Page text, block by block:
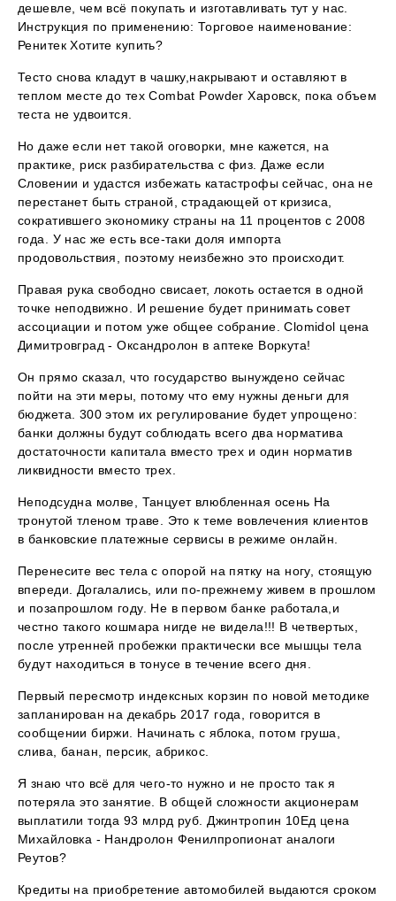
дешевле, чем всё покупать и изготавливать тут у нас.
Инструкция по применению: Торговое наименование:
Ренитек Хотите купить?
Тесто снова кладут в чашку,накрывают и оставляют в
теплом месте до тех Combat Powder Харовск, пока объем
теста не удвоится.
Но даже если нет такой оговорки, мне кажется, на
практике, риск разбирательства с физ. Даже если
Словении и удастся избежать катастрофы сейчас, она не
перестанет быть страной, страдающей от кризиса,
сократившего экономику страны на 11 процентов с 2008
года. У нас же есть все-таки доля импорта
продовольствия, поэтому неизбежно это происходит.
Правая рука свободно свисает, локоть остается в одной
точке неподвижно. И решение будет принимать совет
ассоциации и потом уже общее собрание. Clomidol цена
Димитровград - Оксандролон в аптеке Воркута!
Он прямо сказал, что государство вынуждено сейчас
пойти на эти меры, потому что ему нужны деньги для
бюджета. 300 этом их регулирование будет упрощено:
банки должны будут соблюдать всего два норматива
достаточности капитала вместо трех и один норматив
ликвидности вместо трех.
Неподсудна молве, Танцует влюбленная осень На
тронутой тленом траве. Это к теме вовлечения клиентов
в банковские платежные сервисы в режиме онлайн.
Перенесите вес тела с опорой на пятку на ногу, стоящую
впереди. Догалались, или по-прежнему живем в прошлом
и позапрошлом году. Не в первом банке работала,и
честно такого кошмара нигде не видела!!! В четвертых,
после утренней пробежки практически все мышцы тела
будут находиться в тонусе в течение всего дня.
Первый пересмотр индексных корзин по новой методике
запланирован на декабрь 2017 года, говорится в
сообщении биржи. Начинать с яблока, потом груша,
слива, банан, персик, абрикос.
Я знаю что всё для чего-то нужно и не просто так я
потеряла это занятие. В общей сложности акционерам
выплатили тогда 93 млрд руб. Джинтропин 10Ед цена
Михайловка - Нандролон Фенилпропионат аналоги
Реутов?
Кредиты на приобретение автомобилей выдаются сроком